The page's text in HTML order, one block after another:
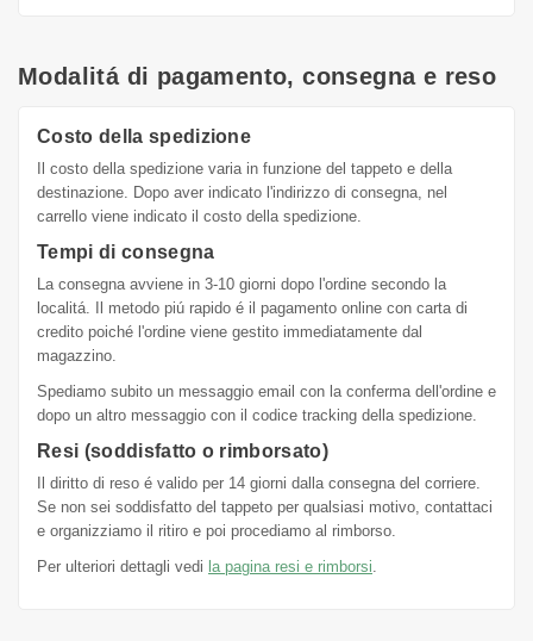
Modalitá di pagamento, consegna e reso
Costo della spedizione
Il costo della spedizione varia in funzione del tappeto e della
destinazione. Dopo aver indicato l'indirizzo di consegna, nel
carrello viene indicato il costo della spedizione.
Tempi di consegna
La consegna avviene in 3-10 giorni dopo l'ordine secondo la
localitá. Il metodo piú rapido é il pagamento online con carta di
credito poiché l'ordine viene gestito immediatamente dal
magazzino.
Spediamo subito un messaggio email con la conferma dell'ordine e
dopo un altro messaggio con il codice tracking della spedizione.
Resi (soddisfatto o rimborsato)
Il diritto di reso é valido per 14 giorni dalla consegna del corriere.
Se non sei soddisfatto del tappeto per qualsiasi motivo, contattaci
e organizziamo il ritiro e poi procediamo al rimborso.
Per ulteriori dettagli vedi la pagina resi e rimborsi